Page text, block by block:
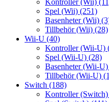
Kontroller (Wii)
Spel (Wii) (251)
Basenheter (Wii)
Tillbehör (Wii) (28)
Wii-U (40)
Kontroller (Wii-U)
Spel (Wii-U) (28)
Basenheter (Wii-U)
Tillbehör (Wii-U)
Switch (188)
Kontroller (Switch)